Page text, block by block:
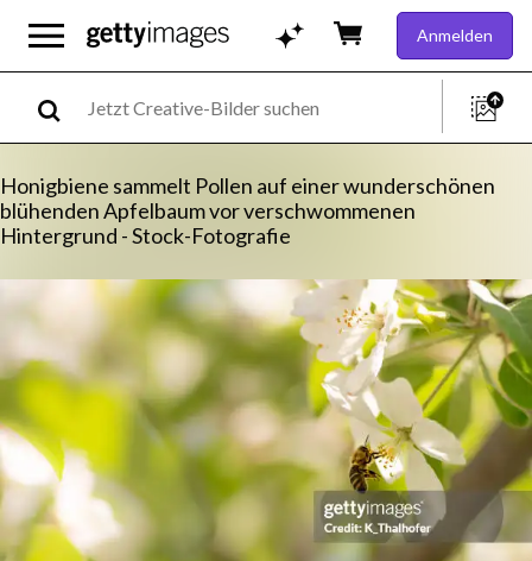
Anmelden
Honigbiene sammelt Pollen auf einer wunderschönen
blühenden Apfelbaum vor verschwommenen
Hintergrund - Stock-Fotografie